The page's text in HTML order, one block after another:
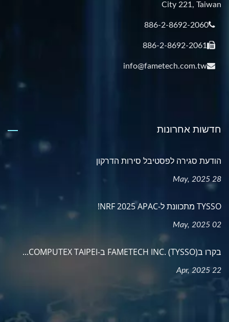
City 221, Taiwan
886-2-8692-2060
886-2-8692-2061
info@fametech.com.tw
חדשות אחרונות
הודעת סגירה לפסטיבל סירות הדרקון
28 May, 2025
TYSSO מתכוונת ל-NRF 2025 APAC!
02 May, 2025
בקרו בFAMETECH INC. (TYSSO) ב-COMPUTEX TAIPEI...
22 Apr, 2025